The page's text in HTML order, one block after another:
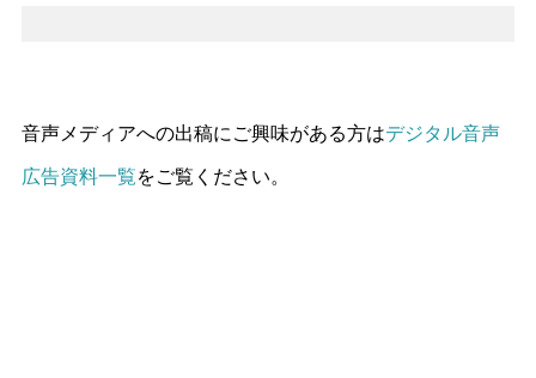
音声メディアへの出稿にご興味がある方はデジタル音声
広告資料一覧をご覧ください。